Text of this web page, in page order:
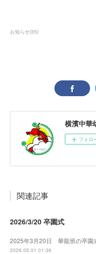
お知らせ(35)
横濱中華
フォロ
関連記事
2026/3/20 卒園式
2025年3月20日 華龍班の卒園
2026.05.01 01:36